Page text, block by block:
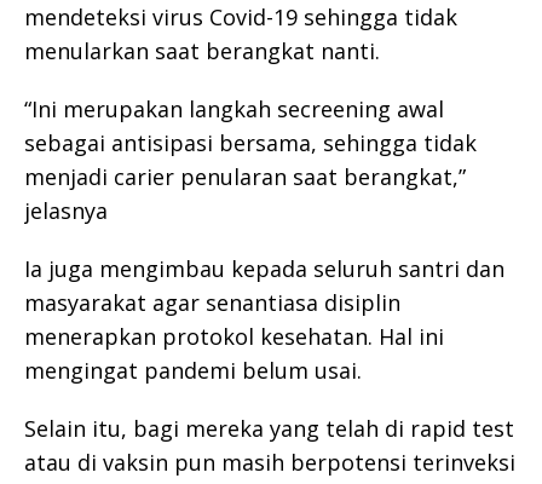
mendeteksi virus Covid-19 sehingga tidak
menularkan saat berangkat nanti.
“Ini merupakan langkah secreening awal
sebagai antisipasi bersama, sehingga tidak
menjadi carier penularan saat berangkat,”
jelasnya
Ia juga mengimbau kepada seluruh santri dan
masyarakat agar senantiasa disiplin
menerapkan protokol kesehatan. Hal ini
mengingat pandemi belum usai.
Selain itu, bagi mereka yang telah di rapid test
atau di vaksin pun masih berpotensi terinveksi